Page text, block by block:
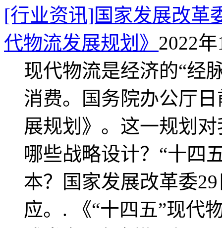
[行业资讯]国家发展改革
代物流发展规划》 2022
现代物流是经济的“经
消费。国务院办公厅
展规划》。这一规划
哪些战略设计？“十四
本？国家发展改革委
应。. 《“十四五”现代